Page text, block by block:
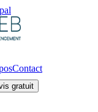
Contact
gratuit